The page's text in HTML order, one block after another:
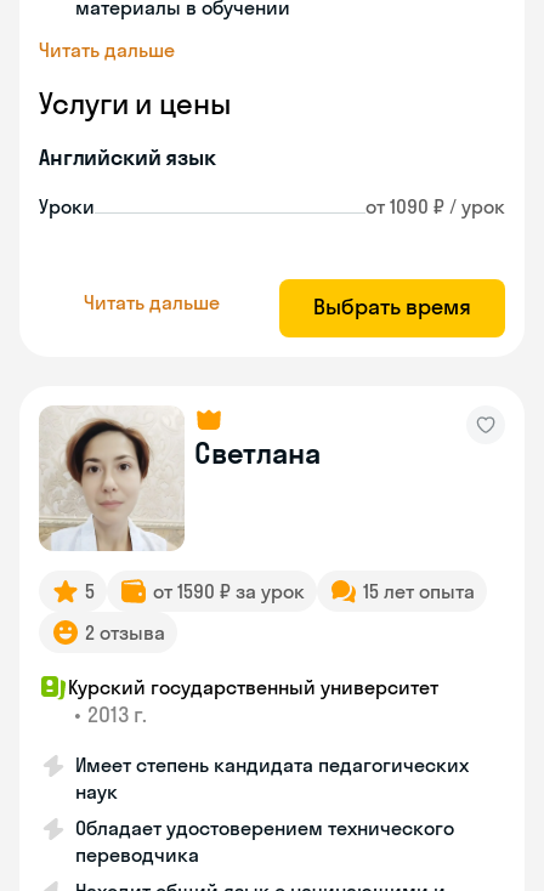
материалы в обучении
Читать дальше
Услуги и цены
Английский язык
Уроки от 1090 ₽ / урок
Читать дальше Выбрать время
Светлана
5 от 1590 ₽ за урок
15 лет опыта
2 отзыва
Курский государственный университет
• 2013 г.
Имеет степень кандидата педагогических
наук
Обладает удостоверением технического
переводчика